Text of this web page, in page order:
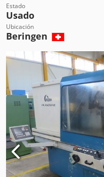
Estado
Usado
Ubicación
Beringen